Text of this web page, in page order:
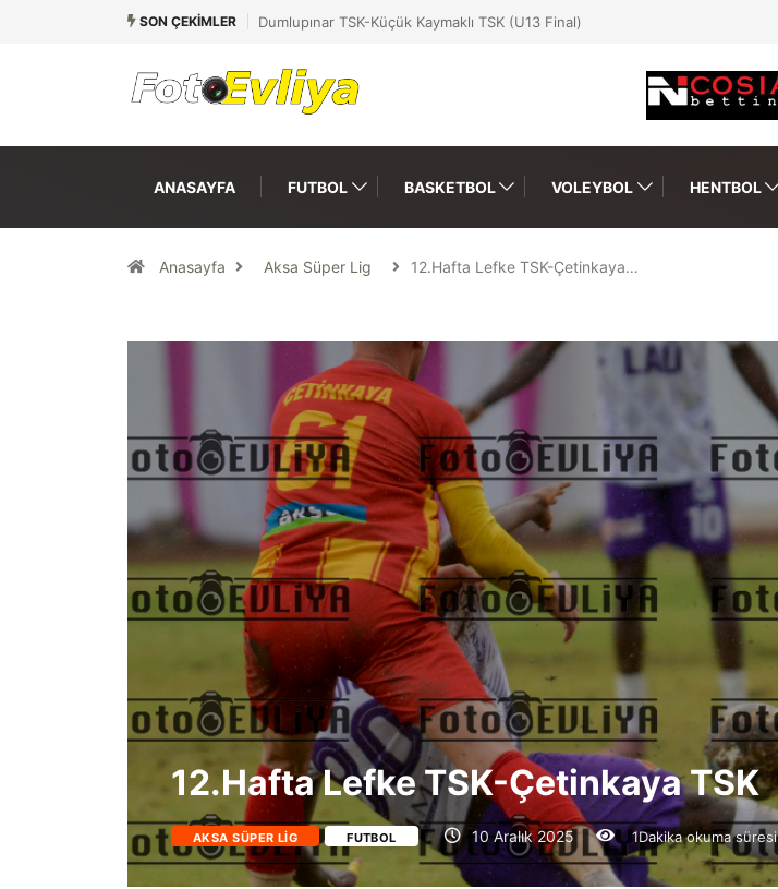
SON ÇEKIMLER Dumlupınar TSK-Küçük Kaymaklı TSK (U13 Final)
ANASAYFA FUTBOL BASKETBOL VOLEYBOL HENTBOL
Anasayfa Aksa Süper Lig 12.Hafta Lefke TSK-Çetinkaya…
12.Hafta Lefke TSK-Çetinkaya TSK
AKSA SÜPER LIG FUTBOL 10 Aralık 2025 1Dakika okuma süresi